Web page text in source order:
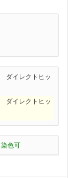
ダイレクトヒッ
ダイレクトヒッ
染色可